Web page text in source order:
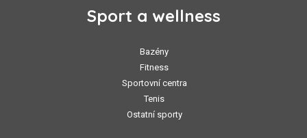
Sport a wellness
Bazény
Fitness
Sportovní centra
Tenis
Ostatní sporty